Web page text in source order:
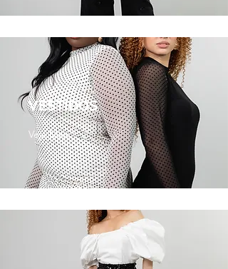
VESTIDOS
Veja Mais